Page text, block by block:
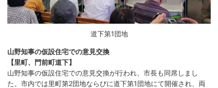
道下第1団地
山野知事の仮設住宅での意見交換
【里町、門前町道下】
山野知事の仮設住宅での意見交換が行われ、市長も同席しまし
た。市内では里町第2団地ならびに道下第1団地にて開催され、両